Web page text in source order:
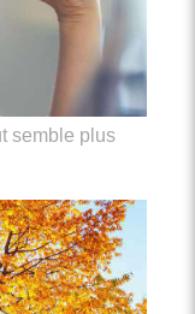
semble plus